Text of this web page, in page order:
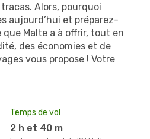
Alors, pourquoi
aujourd’hui et préparez-
Malte a à offrir, tout en
des économies et de
vous propose ! Votre
Temps de vol
2 h et 40 m